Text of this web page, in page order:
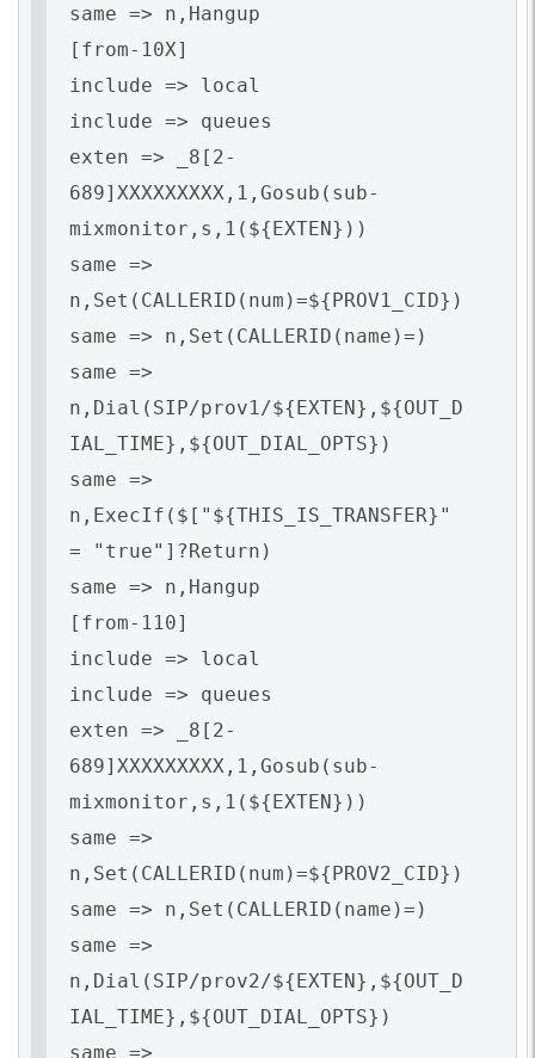
same => n,Hangup
[from-10X]
include => local
include => queues
exten => _8[2-
689]XXXXXXXXX,1,Gosub(sub-
mixmonitor,s,1(${EXTEN}))
same =>
n,Set(CALLERID(num)=${PROV1_CID})
same => n,Set(CALLERID(name)=)
same =>
n,Dial(SIP/prov1/${EXTEN},${OUT_D
IAL_TIME},${OUT_DIAL_OPTS})
same =>
n,ExecIf($["${THIS_IS_TRANSFER}"
= "true"]?Return)
same => n,Hangup
[from-110]
include => local
include => queues
exten => _8[2-
689]XXXXXXXXX,1,Gosub(sub-
mixmonitor,s,1(${EXTEN}))
same =>
n,Set(CALLERID(num)=${PROV2_CID})
same => n,Set(CALLERID(name)=)
same =>
n,Dial(SIP/prov2/${EXTEN},${OUT_D
IAL_TIME},${OUT_DIAL_OPTS})
same =>